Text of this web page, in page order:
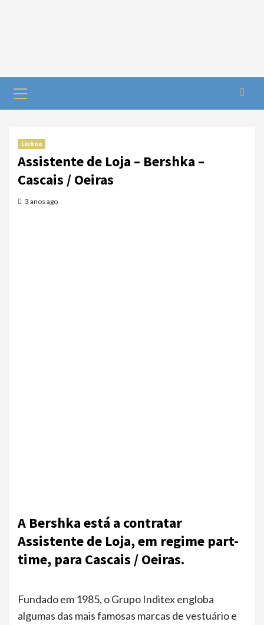
Lisboa
Assistente de Loja – Bershka –
Cascais / Oeiras
3 anos ago
A Bershka está a contratar
Assistente de Loja, em regime part-
time, para Cascais / Oeiras.
Fundado em 1985, o Grupo Inditex engloba
algumas das mais famosas marcas de vestuário e